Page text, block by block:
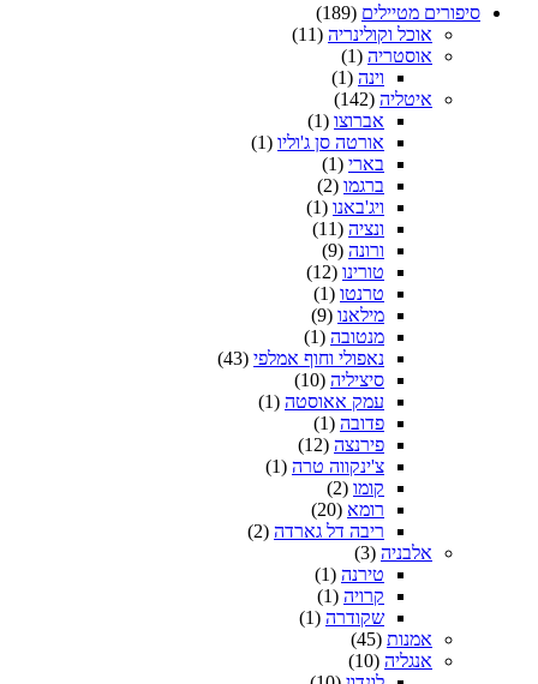
סיפורים מטיילים (189)
אוכל וקולינריה (11)
אוסטריה (1)
וינה (1)
איטליה (142)
אברוצו (1)
אורטה סן ג'וליו (1)
בארי (1)
ברגמו (2)
ויג'באנו (1)
ונציה (11)
ורונה (9)
טורינו (12)
טרנטו (1)
מילאנו (9)
מנטובה (1)
נאפולי וחוף אמלפי (43)
סיציליה (10)
עמק אאוסטה (1)
פדובה (1)
פירנצה (12)
צ'ינקווה טרה (1)
קומו (2)
רומא (20)
ריבה דל גארדה (2)
אלבניה (3)
טירנה (1)
קרויה (1)
שקודרה (1)
אמנות (45)
אנגליה (10)